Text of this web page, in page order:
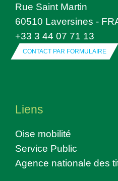
Rue Saint Martin
60510 Laversines -
+33 3 44 07 71 13
CONTACT PAR FORMULAIRE
Liens
Oise mobilité
Service Public
Agence nationale des